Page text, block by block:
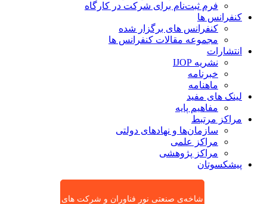
فرم ثبت‌نام برای شرکت در کارگاه
کنفرانس ها
کنفرانس های برگزار شده
مجموعه مقالات کنفرانس ها
انتشارات
نشریه IJOP
خبرنامه
ماهنامه
لینک های مفید
مفاهیم پایه
مراکز مرتبط
سازمان‌ها و نهادهای دولتی
مراکز علمی
مراکز پژوهشی
پیشکسوتان
شاخه‌ی صنعتی نور فناوران و شرکت های